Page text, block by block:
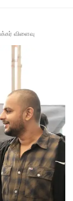
விளைவு